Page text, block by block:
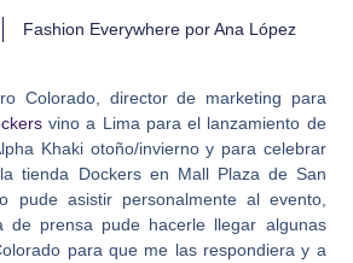
Fashion Everywhere por Ana López
Colorado, director de marketing para
vino a Lima para el lanzamiento de
Khaki otoño/invierno y para celebrar
tienda Dockers en Mall Plaza de San
pude asistir personalmente al evento,
de prensa pude hacerle llegar algunas
para que me las respondiera y a